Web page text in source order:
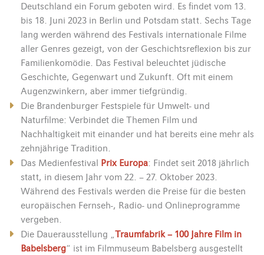
Deutschland ein Forum geboten wird. Es findet vom 13.
bis 18. Juni 2023 in Berlin und Potsdam statt. Sechs Tage
lang werden während des Festivals internationale Filme
aller Genres gezeigt, von der Geschichtsreflexion bis zur
Familienkomödie. Das Festival beleuchtet jüdische
Geschichte, Gegenwart und Zukunft. Oft mit einem
Augenzwinkern, aber immer tiefgründig.
Die Brandenburger Festspiele für Umwelt- und
Naturfilme: Verbindet die Themen Film und
Nachhaltigkeit mit einander und hat bereits eine mehr als
zehnjährige Tradition.
Das Medienfestival Prix Europa: Findet seit 2018 jährlich
statt, in diesem Jahr vom 22. – 27. Oktober 2023.
Während des Festivals werden die Preise für die besten
europäischen Fernseh-, Radio- und Onlineprogramme
vergeben.
Die Dauerausstellung „ Traumfabrik – 100 Jahre Film in
Babelsberg“ ist im Filmmuseum Babelsberg ausgestellt